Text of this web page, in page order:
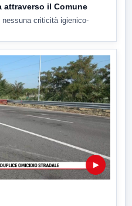
attraverso il Comune
criticità igienico-
▶